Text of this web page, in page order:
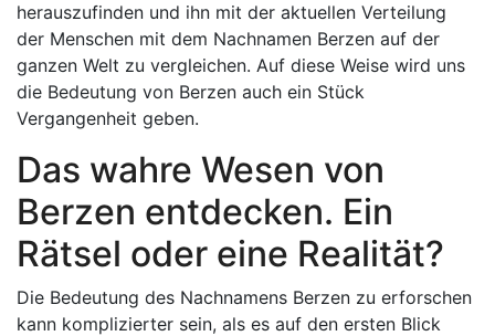
herauszufinden und ihn mit der aktuellen Verteilung
der Menschen mit dem Nachnamen Berzen auf der
ganzen Welt zu vergleichen. Auf diese Weise wird uns
die Bedeutung von Berzen auch ein Stück
Vergangenheit geben.
Das wahre Wesen von
Berzen entdecken. Ein
Rätsel oder eine Realität?
Die Bedeutung des Nachnamens Berzen zu erforschen
kann komplizierter sein, als es auf den ersten Blick